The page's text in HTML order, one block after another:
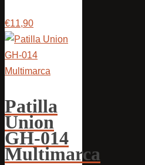
€11,90
Patilla
Union
GH-014
Multimarca